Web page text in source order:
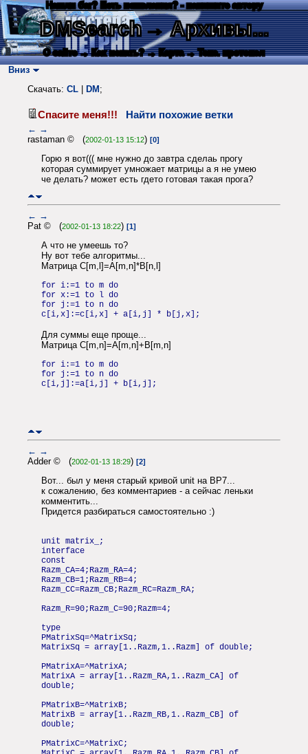
Нашли баг? Есть пожелания? - напишите автору
DMSearch→ Архивы...
О сайте → Как искать? → Карта → Текс. протокол
Вниз
Скачать: CL DM ;
Спасите меня!!! Найти похожие ветки
← →
rastaman © (2002-01-13 15:12) [0]
Горю я вот((( мне нужно до завтра сделаь прогу
которая суммирует умножает матрицы а я не умею
че делать? может есть гдето готовая такая прога?
← →
Pat © (2002-01-13 18:22) [1]
А что не умеешь то?
Ну вот тебе алгоритмы...
Матрица C[m,l]=А[m,n]*B[n,l]
for i:=1 to m do
for x:=1 to l do
for j:=1 to n do
c[i,x]:=c[i,x] + a[i,j] * b[j,x];
Для суммы еще проще...
Матрица C[m,n]=А[m,n]+B[m,n]
for i:=1 to m do
for j:=1 to n do
c[i,j]:=a[i,j] + b[i,j];
← →
Adder © (2002-01-13 18:29) [2]
Вот... был у меня старый кривой unit на BP7...
к сожалению, без комментариев - а сейчас леньки
комментить...
Придется разбираться самостоятельно :)
unit matrix_;
interface
const
Razm_CA=4;Razm_RA=4;
Razm_CB=1;Razm_RB=4;
Razm_CC=Razm_CB;Razm_RC=Razm_RA;
Razm_R=90;Razm_C=90;Razm=4;
type
PMatrixSq=^MatrixSq;
MatrixSq = array[1..Razm,1..Razm] of double;
PMatrixA=^MatrixA;
MatrixA = array[1..Razm_RA,1..Razm_CA] of
double;
PMatrixB=^MatrixB;
MatrixB = array[1..Razm_RB,1..Razm_CB] of
double;
PMatrixC=^MatrixC;